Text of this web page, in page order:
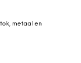
metaal en